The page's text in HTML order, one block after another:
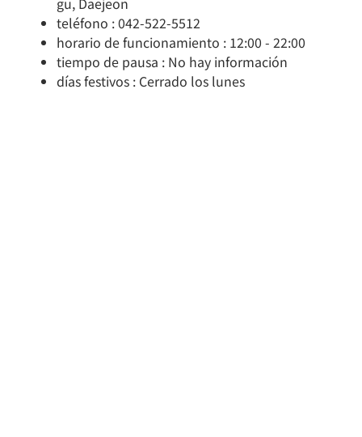
teléfono : 042-522-5512
horario de funcionamiento : 12:00 - 22:00
tiempo de pausa : No hay información
días festivos : Cerrado los lunes